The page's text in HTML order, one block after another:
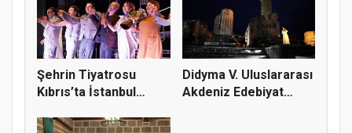
Şehrin Tiyatrosu
Kıbrıs’ta İstanbul
Didyma V. Uluslararası
Akdeniz Edebiyat